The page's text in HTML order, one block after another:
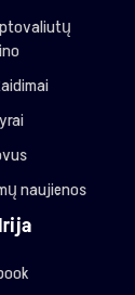
naujienos